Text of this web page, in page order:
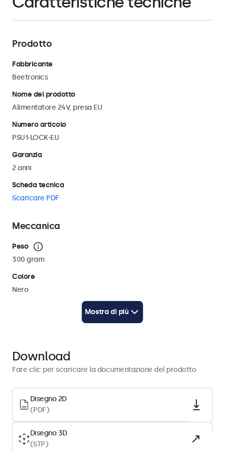
Prodotto
Fabbricante
Beetronics
Nome del prodotto
Alimentatore 24V, presa EU
Numero articolo
PSU1-LOCK-EU
Garanzia
2 anni
Scheda tecnica
Scaricare PDF
Meccanica
Peso
300 gram
Colore
Nero
250 cm (AC: 100 cm / DC: 150 cm)
Scaricare PDF
Disegno tecnico (3D)
Energia
Diametro interno
2,1 mm
Mostra di più
Download
Fare clic per scaricare la documentazione del prodotto
Disegno 2D
(PDF)
Disegno 3D
(STP)